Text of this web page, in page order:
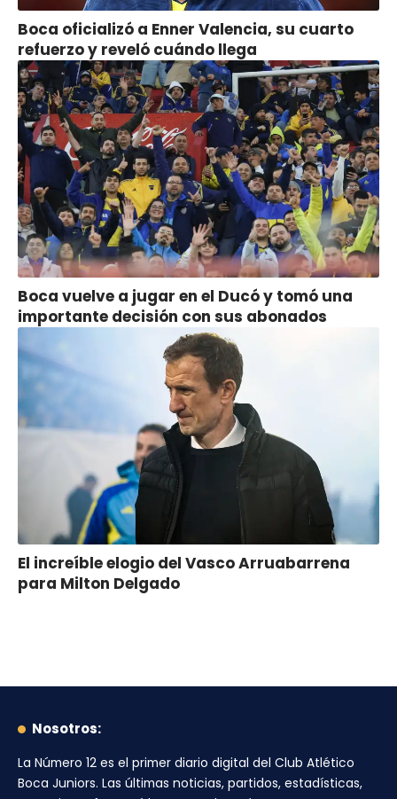
Boca oficializó a Enner Valencia, su cuarto
refuerzo y reveló cuándo llega
Boca vuelve a jugar en el Ducó y tomó una
importante decisión con sus abonados
El increíble elogio del Vasco Arruabarrena
para Milton Delgado
Nosotros:
La Número 12 es el primer diario digital del Club Atlético
Boca Juniors. Las últimas noticias, partidos, estadísticas,